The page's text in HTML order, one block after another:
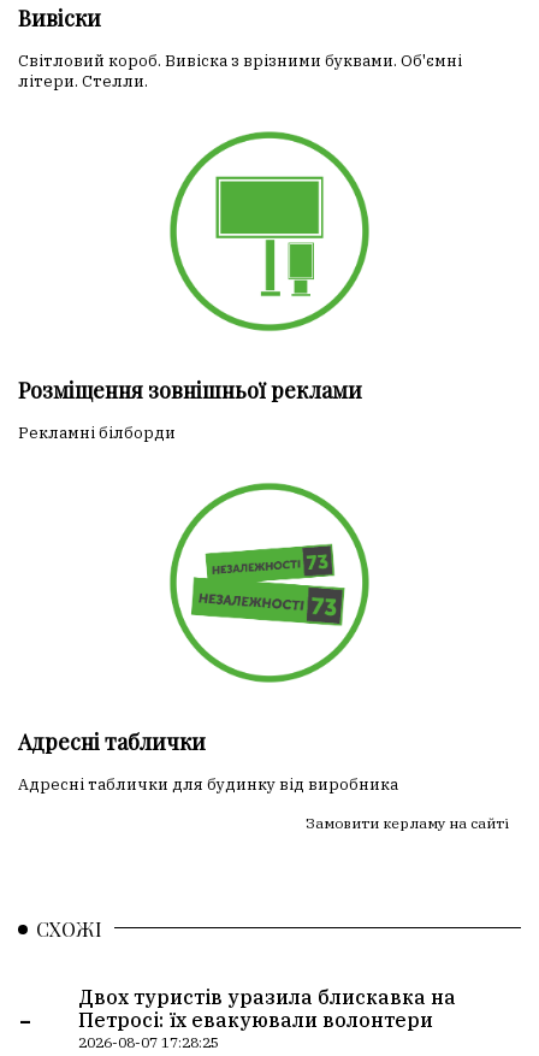
Вивіски
Світловий короб. Вивіска з врізними буквами. Об'ємні
літери. Стелли.
Розміщення зовнішньої реклами
Рекламні білборди
Адресні таблички
Адресні таблички для будинку від виробника
Замовити керламу на сайті
СХОЖІ
-
Двох туристів уразила блискавка на
Петросі: їх евакуювали волонтери
2026-08-07 17:28:25